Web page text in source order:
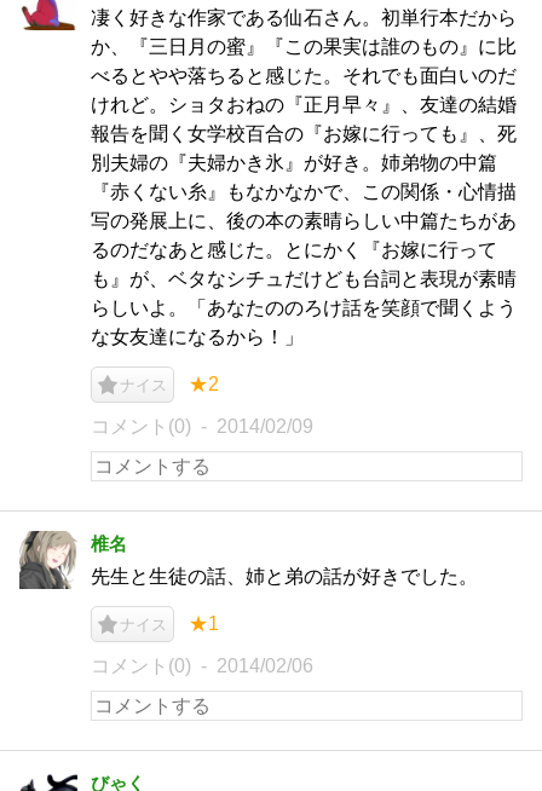
凄く好きな作家である仙石さん。初単行本だから
か、『三日月の蜜』『この果実は誰のもの』に比
べるとやや落ちると感じた。それでも面白いのだ
けれど。ショタおねの『正月早々』、友達の結婚
報告を聞く女学校百合の『お嫁に行っても』、死
別夫婦の『夫婦かき氷』が好き。姉弟物の中篇
『赤くない糸』もなかなかで、この関係・心情描
写の発展上に、後の本の素晴らしい中篇たちがあ
るのだなあと感じた。とにかく『お嫁に行って
も』が、ベタなシチュだけども台詞と表現が素晴
らしいよ。「あなたののろけ話を笑顔で聞くよう
な女友達になるから！」
ナイス ★2
コメント(0) 2014/02/09
椎名
先生と生徒の話、姉と弟の話が好きでした。
ナイス ★1
コメント(0) 2014/02/06
びゃく